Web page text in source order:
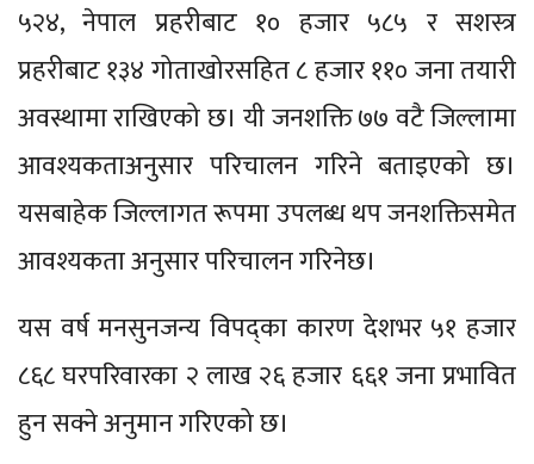
५२४, नेपाल प्रहरीबाट १० हजार ५८५ र सशस्त्र
प्रहरीबाट १३४ गोताखोरसहित ८ हजार ११० जना तयारी
अवस्थामा राखिएको छ। यी जनशक्ति ७७ वटै जिल्लामा
आवश्यकताअनुसार परिचालन गरिने बताइएको छ।
यसबाहेक जिल्लागत रूपमा उपलब्ध थप जनशक्तिसमेत
आवश्यकता अनुसार परिचालन गरिनेछ।
यस वर्ष मनसुनजन्य विपद्का कारण देशभर ५१ हजार
८६८ घरपरिवारका २ लाख २६ हजार ६६१ जना प्रभावित
हुन सक्ने अनुमान गरिएको छ।